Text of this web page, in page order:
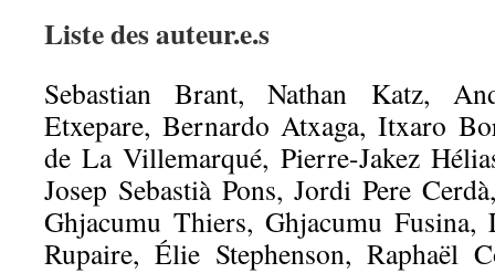
Liste des auteur.e.s
Sebastian Brant, Nathan Katz,
Etxepare, Bernardo Atxaga, Itxaro
de La Villemarqué, Pierre-Jakez
Josep Sebastià Pons, Jordi Pere
Ghjacumu Thiers, Ghjacumu Fusina,
Rupaire, Élie Stephenson, Raphaël